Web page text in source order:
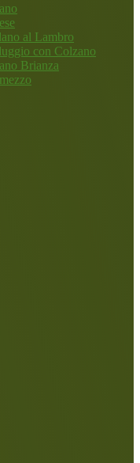
al Lambro
con Colzano
Brianza